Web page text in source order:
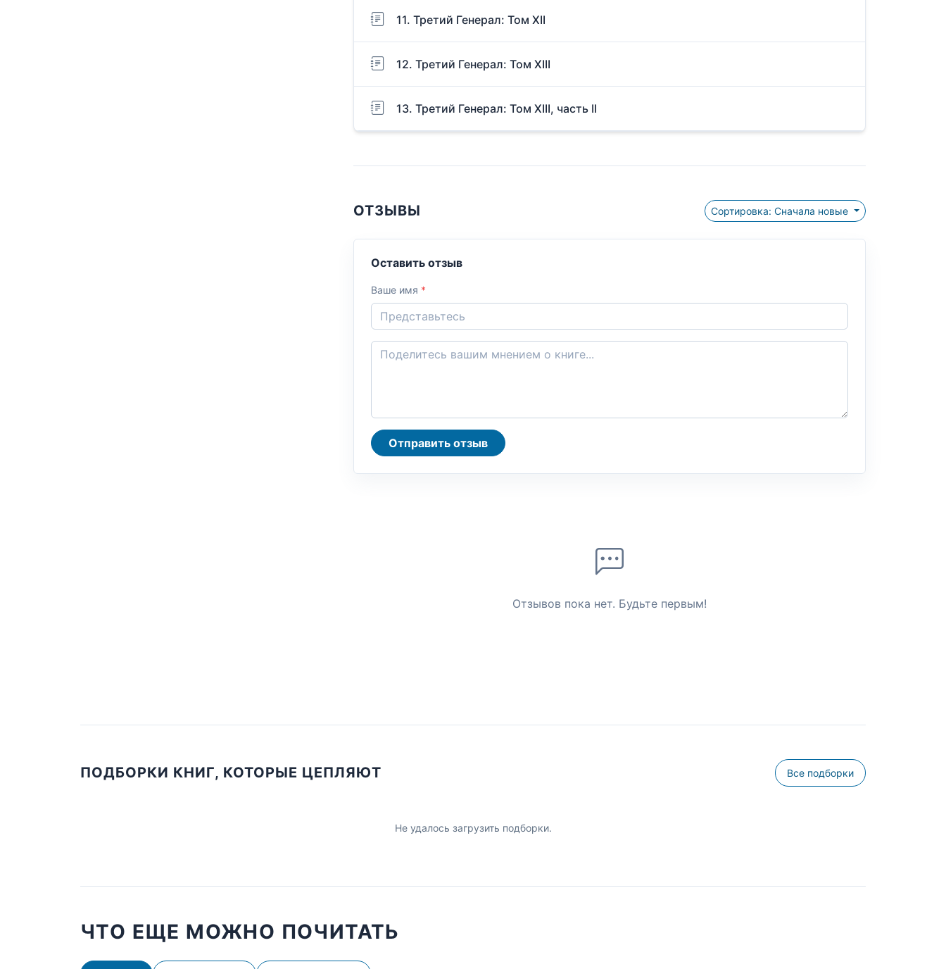
11. Третий Генерал: Том XII
12. Третий Генерал: Том XIII
13. Третий Генерал: Том XIII, часть II
ОТЗЫВЫ Сортировка: Сначала новые
Оставить отзыв
Ваше имя *
Отправить отзыв
Отзывов пока нет. Будьте первым!
ПОДБОРКИ КНИГ, КОТОРЫЕ ЦЕПЛЯЮТ Все подборки
Не удалось загрузить подборки.
ЧТО ЕЩЕ МОЖНО ПОЧИТАТЬ